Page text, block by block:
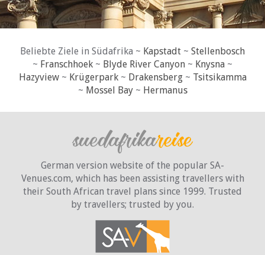
Beliebte Ziele in Südafrika ~ Kapstadt ~ Stellenbosch
~ Franschhoek ~ Blyde River Canyon ~ Knysna ~
Hazyview~ Krügerpark~ Drakensberg~ Tsitsikamma
~ Mossel Bay~ Hermanus
German version website of the popular SA-
Venues.com, which has been assisting travellers with
their South African travel plans since 1999. Trusted
by travellers; trusted by you.